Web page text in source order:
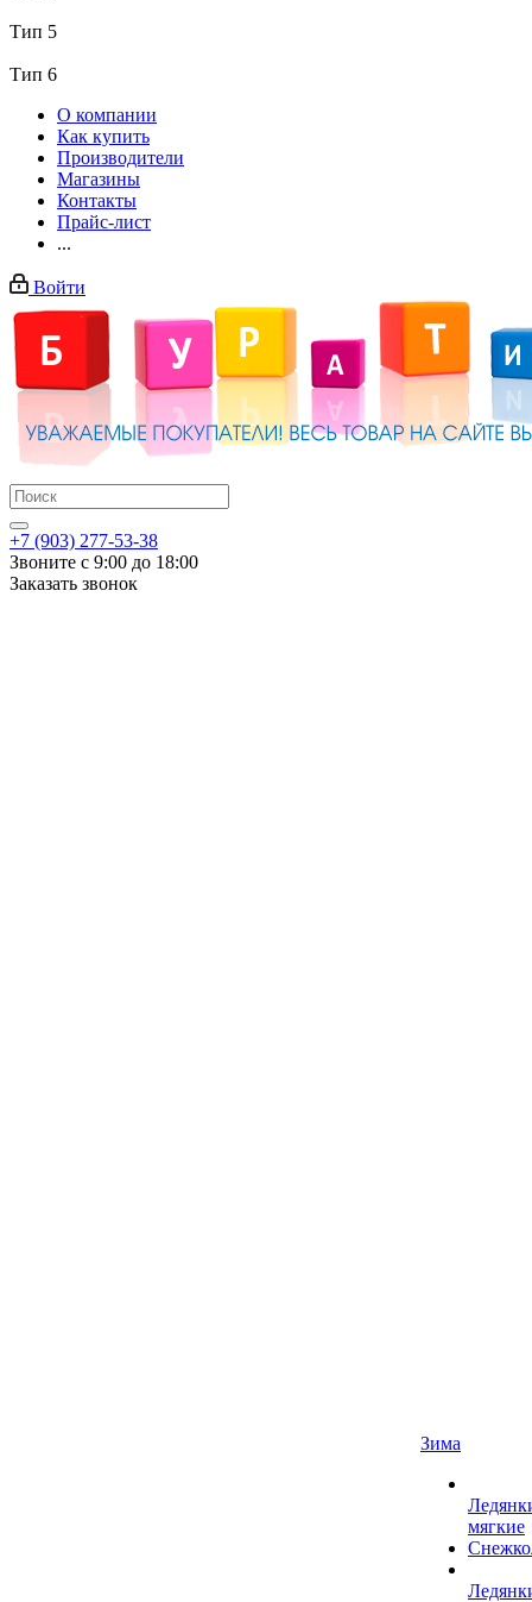
Тип 5
Тип 6
О компании
Как купить
Производители
Магазины
Контакты
Прайс-лист
...
Войти
+7 (903) 277-53-38
Звоните с 9:00 до 18:00
Заказать звонок
Зима
мягкие